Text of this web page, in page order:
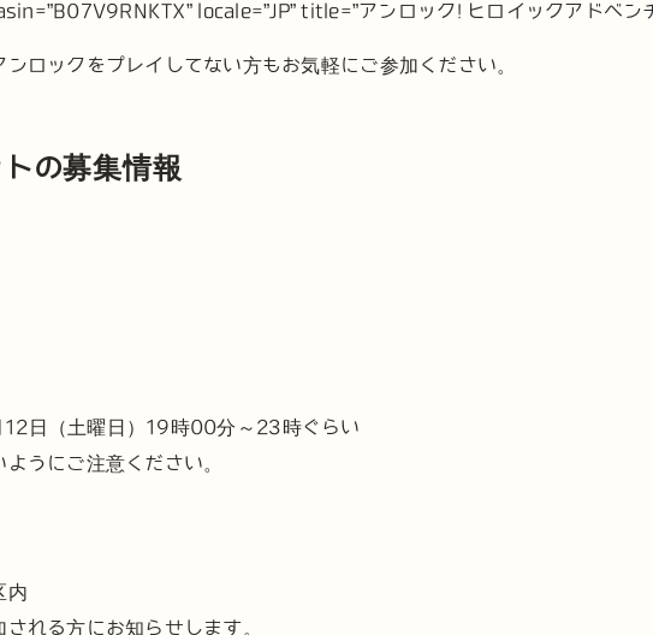
locale=”JP” title=”アンロック! ヒロイックアドベン
ンロックをプレイしてない方もお気軽にご参加ください。
の募集情報
日（土曜日）19時00分～23時ぐらい
うにご注意ください。
内
れる方にお知らせします。